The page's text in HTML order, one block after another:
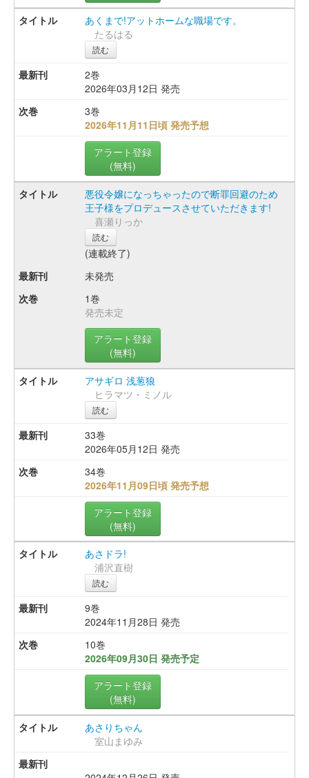
あくまで!アットホームな職場です。
たるはる
読む
2巻
2026年03月12日 発売
3巻
2026年11月11日頃 発売予想
アラート登録
(無料)
悪役令嬢になっちゃったので断罪回避のため
王子様をプロデュースさせていただきます!
喜瀬りっか
読む
(連載終了)
未発売
1巻
発売未定
アラート登録
(無料)
アサギロ 浅葱狼
ヒラマツ・ミノル
読む
33巻
2026年05月12日 発売
34巻
2026年11月09日頃 発売予想
アラート登録
(無料)
あさドラ!
浦沢直樹
読む
9巻
2024年11月28日 発売
10巻
2026年09月30日 発売予定
アラート登録
(無料)
あさりちゃん
室山まゆみ